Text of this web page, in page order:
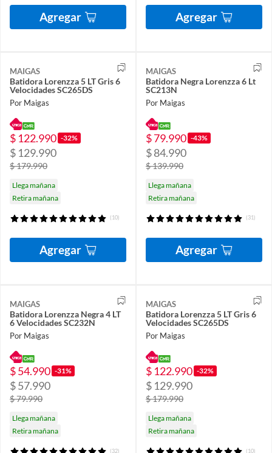
Agregar Agregar
MAIGAS
Batidora Lorenzza 5 LT Gris 6
Velocidades SC265DS
Por Maigas
$ 122.990 -32%
$ 129.990
$ 179.990
Llega mañana
Retira mañana
(10)
Agregar
MAIGAS
Batidora Negra Lorenzza 6 Lt
SC213N
Por Maigas
$ 79.990 -43%
$ 84.990
$ 139.990
Llega mañana
Retira mañana
(31)
Agregar
MAIGAS
Batidora Lorenzza Negra 4 LT
6 Velocidades SC232N
Por Maigas
$ 54.990 -31%
$ 57.990
$ 79.990
Llega mañana
Retira mañana
(32)
MAIGAS
Batidora Lorenzza 5 LT Gris 6
Velocidades SC265DS
Por Maigas
$ 122.990 -32%
$ 129.990
$ 179.990
Llega mañana
Retira mañana
(10)